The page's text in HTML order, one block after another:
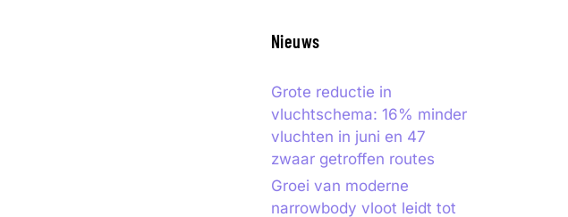
Nieuws
Grote reductie in
vluchtschema: 16% minder
vluchten in juni en 47
zwaar getroffen routes
Groei van moderne
narrowbody vloot leidt tot